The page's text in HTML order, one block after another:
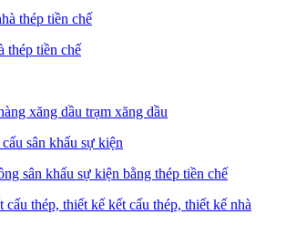
thép tiền chế
xăng dầu trạm xăng dầu
sân khấu sự kiện bằng thép tiền chế